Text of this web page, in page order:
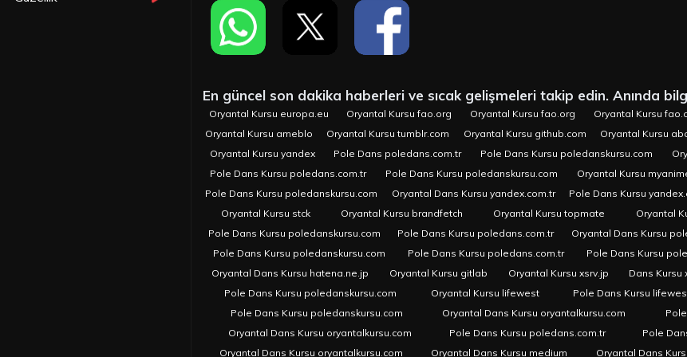
En güncel son dakika haberleri ve sıcak gelişmeleri takip edin. Anında
Oryantal Kursu europa.eu Oryantal Kursu fao.org Oryantal Kursu fao.org Oryantal Kursu
Oryantal Kursu ameblo
Oryantal Kursu tumblr.com Oryantal Kursu github.com Oryantal Kursu
Oryantal Kursu yandex
Pole Dans poledans.com.tr Pole Dans Kursu poledanskursu.com
Pole Dans Kursu poledans.com.tr
Pole Dans Kursu poledanskursu.com Oryantal Kursu
Pole Dans Kursu poledanskursu.com
Oryantal Dans Kursu yandex.com.tr Pole Dans Kursu
Oryantal Kursu stck
Oryantal Kursu brandfetch Oryantal Kursu topmate Oryantal
Pole Dans Kursu poledanskursu.com
Pole Dans Kursu poledans.com.tr Oryantal Dans Kursu
Pole Dans Kursu poledanskursu.com
Pole Dans Kursu poledans.com.tr Pole Dans Kursu
Oryantal Dans Kursu hatena.ne.jp
Oryantal Kursu gitlab Oryantal Kursu xsrv.jp Dans Kursu
Pole Dans Kursu poledanskursu.com
Oryantal Kursu lifewest Pole Dans Kursu
Pole Dans Kursu poledanskursu.com
Oryantal Dans Kursu oryantalkursu.com
Oryantal Dans Kursu oryantalkursu.com
Pole Dans Kursu poledans.com.tr Pole
Oryantal Dans Kursu oryantalkursu.com
Oryantal Dans Kursu medium Oryantal Dans